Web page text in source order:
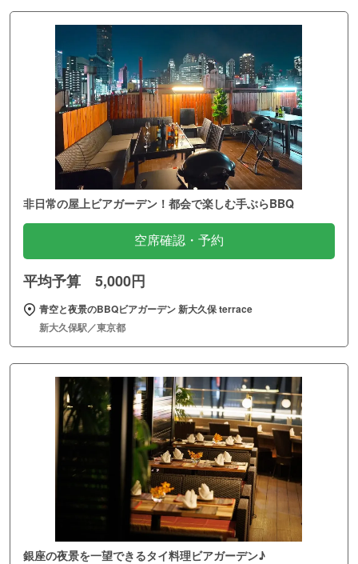
非日常の屋上ビアガーデン！都会で楽しむ手ぶらBBQ
空席確認・予約
平均予算 5,000円
青空と夜景のBBQビアガーデン 新大久保 terrace
新大久保駅／東京都
銀座の夜景を一望できるタイ料理ビアガーデン♪